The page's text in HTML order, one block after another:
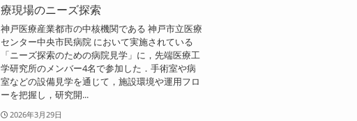
療現場のニーズ探索
神戸医療産業都市の中核機関である 神戸市立医療
センター中央市民病院 において実施されている
「ニーズ探索のための病院見学」に，先端医療工
学研究所のメンバー4名で参加した．手術室や病
室などの設備見学を通じて，施設環境や運用フロ
ーを把握し，研究開...
2026年3月29日